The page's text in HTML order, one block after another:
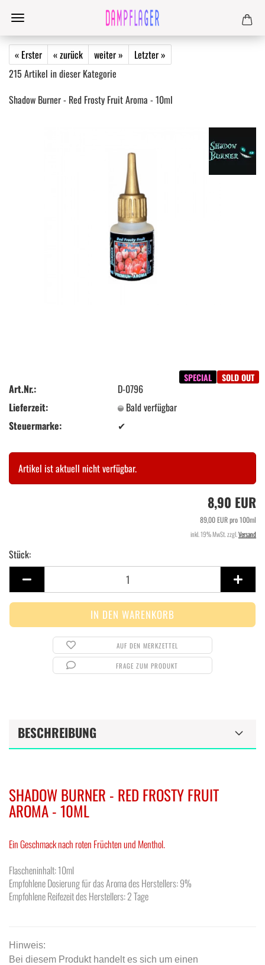
« Erster « zurück weiter »
Letzter »
215 Artikel in dieser Kategorie
Shadow Burner - Red Frosty Fruit Aroma - 10ml
SPECIAL SOLD OUT
Art.Nr.:
D-0796
Lieferzeit:
Bald verfügbar
Steuermarke:
✔
Artikel ist aktuell nicht verfügbar.
8,90 EUR
89,00 EUR pro 100ml
inkl. 19% MwSt. zzgl. Versand
Stück:
Stück
AUF DEN MERKZETTEL
FRAGE ZUM PRODUKT
BESCHREIBUNG
SHADOW BURNER - RED FROSTY FRUIT
AROMA - 10ML
Ein Geschmack nach roten Früchten und Menthol.
Flascheninhalt: 10ml
Empfohlene Dosierung für das Aroma des Herstellers: 9%
Empfohlene Reifezeit des Herstellers: 2 Tage
Hinweis:
Bei diesem Produkt handelt es sich um einen